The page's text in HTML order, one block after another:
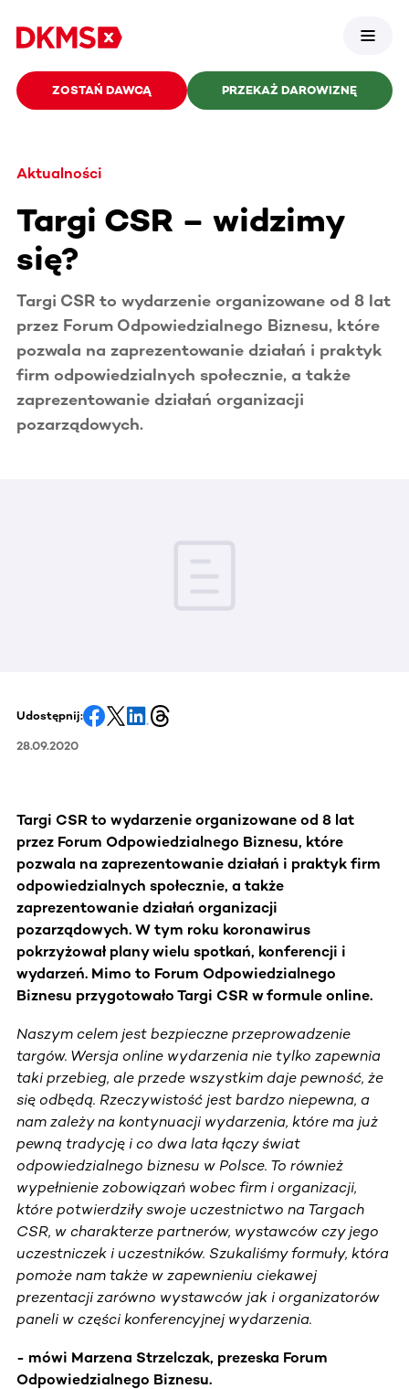
ZOSTAŃ DAWCĄ PRZEKAŻ DAROWIZNĘ
Aktualności
Targi CSR – widzimy
się?
Targi CSR to wydarzenie organizowane od 8 lat
przez Forum Odpowiedzialnego Biznesu, które
pozwala na zaprezentowanie działań i praktyk
firm odpowiedzialnych społecznie, a także
zaprezentowanie działań organizacji
pozarządowych.
Udostępnij:
28.09.2020
Targi CSR to wydarzenie organizowane od 8 lat
przez Forum Odpowiedzialnego Biznesu, które
pozwala na zaprezentowanie działań i praktyk firm
odpowiedzialnych społecznie, a także
zaprezentowanie działań organizacji
pozarządowych. W tym roku koronawirus
pokrzyżował plany wielu spotkań, konferencji i
wydarzeń. Mimo to Forum Odpowiedzialnego
Biznesu przygotowało Targi CSR w formule online.
Naszym celem jest bezpieczne przeprowadzenie
targów. Wersja online wydarzenia nie tylko zapewnia
taki przebieg, ale przede wszystkim daje pewność, że
się odbędą. Rzeczywistość jest bardzo niepewna, a
nam zależy na kontynuacji wydarzenia, które ma już
pewną tradycję i co dwa lata łączy świat
odpowiedzialnego biznesu w Polsce. To również
wypełnienie zobowiązań wobec firm i organizacji,
które potwierdziły swoje uczestnictwo na Targach
CSR, w charakterze partnerów, wystawców czy jego
uczestniczek i uczestników. Szukaliśmy formuły, która
pomoże nam także w zapewnieniu ciekawej
prezentacji zarówno wystawców jak i organizatorów
paneli w części konferencyjnej wydarzenia.
- mówi Marzena Strzelczak, prezeska Forum
Odpowiedzialnego Biznesu.